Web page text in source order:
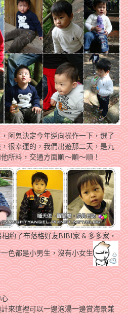
阿鬼決定今年逆向操作一下，選了
很幸運的，我們出遊那二天，是九
所料，交通方面順～順～順！
約了布落格好友BIBI家 & 多多家，
色都是小男生，沒有小女生
來這裡可以一邊泡湯一邊賞海景兼